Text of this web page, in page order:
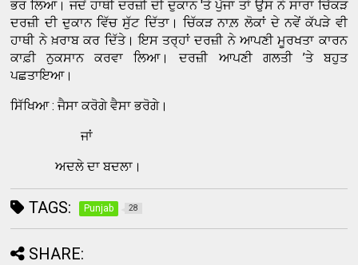
ਭਰ ਲਿਆ। ਜਦੋਂ ਹਾਥੀ ਦਰਜ਼ੀ ਦੀ ਦੁਕਾਨ 'ਤੇ ਪੁੱਜਾ ਤਾਂ ਉਸ ਨੇ ਸਾਰਾ ਚਿੱਕੜ
ਦਰਜ਼ੀ ਦੀ ਦੁਕਾਨ ਵਿੱਚ ਸੁੱਟ ਦਿੱਤਾ। ਚਿੱਕੜ ਨਾਲ਼ ਲੋਕਾਂ ਦੇ ਨਵੇਂ ਕੱਪੜੇ ਵੀ
ਹਾਥੀ ਨੇ ਖ਼ਰਾਬ ਕਰ ਦਿੱਤੇ। ਇਸ ਤਰ੍ਹਾਂ ਦਰਜ਼ੀ ਨੇ ਆਪਣੀ ਮੂਰਖਤਾ ਕਾਰਨ
ਕਾਫ਼ੀ ਨੁਕਸਾਨ ਕਰਵਾ ਲਿਆ। ਦਰਜ਼ੀ ਆਪਣੀ ਗਲਤੀ ’ਤੇ ਬਹੁਤ
ਪਛਤਾਇਆ।
ਸਿੱਖਿਆ : ਜੈਸਾ ਕਰੋਗੇ ਵੈਸਾ ਭਰੋਗੇ।
ਜਾਂ
ਅਦਲੇ ਦਾ ਬਦਲਾ।
TAGS: Punjab 28
SHARE: